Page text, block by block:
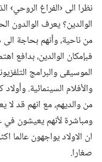
نظرا الى ‹الفراغ الروحي›
الوالدين؟‏ يعرف الوالدون
من ناحية،‏ وأنهم بحاجة
فبإمكان الوالدين،‏ بدافع
الموسيقى والبرامج
والأفلام السينمائية.‏
من والديهم،‏ مع انهم قد
ومباشرة لأنهم يعيشون في
ان الاولاد يواجهون عالما
صغارا.‏